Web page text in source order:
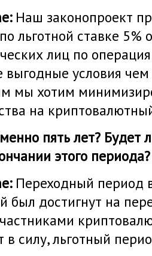
Наш законопроект
льготной ставке 5%
лиц по
выгодные условия
мы хотим
на
пять лет? Будет
этого периода?
Переходный период
был достигнут на
в силу, льготный